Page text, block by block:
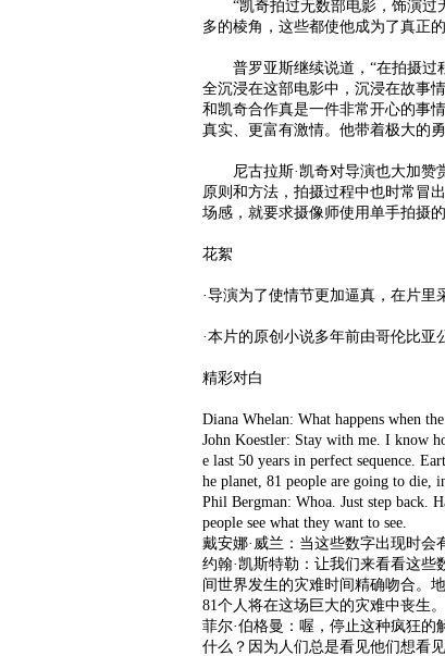
“凯奇拍过无数部电影，饰演过
多的棱角，这些都使他成为了真正
普罗亚斯继续说道，“在拍摄过
全沉浸在这部电影中，沉浸在故事
和凯奇合作真是一件非常开心的事
真实、更富有激情。他带着极大的
尼古拉斯·凯奇对导演也大加赞赏
原则和方法，拍摄过程中也时常冒
场感，就要求摄像师使用单手拍摄
花絮
·导演为了使情节更加逼真，在片里
·本片的原创小说多年前由哥伦比亚
精彩对白
Diana Whelan: What happens when
John Koestler: Stay with me. I know
e last 50 years in perfect sequence.
he planet, 81 people are going to die,
Phil Bergman: Whoa. Just step back.
people see what they want to see.
戴安娜·威兰：当这些数字出现时会
约翰·凯斯特勒：让我们来看看这
间世界发生的灾难时间精确吻合。
81个人将在这场巨大的灾难中丧生。
菲尔·伯格曼：喔，停止这种疯狂
什么？因为人们总是看见他们想看见